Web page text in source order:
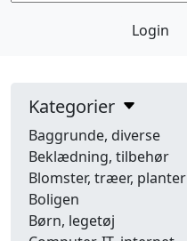
Login
Kategorier
Baggrunde, diverse
Beklædning, tilbehør
Blomster, træer, planter
Boligen
Børn, legetøj